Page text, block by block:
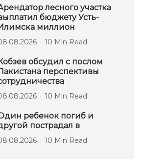
лесного участка
бюджету Усть-
миллион
10 Min Read
обсудил с послом
перспективы
10 Min Read
ребенок погиб и
пострадал в
10 Min Read